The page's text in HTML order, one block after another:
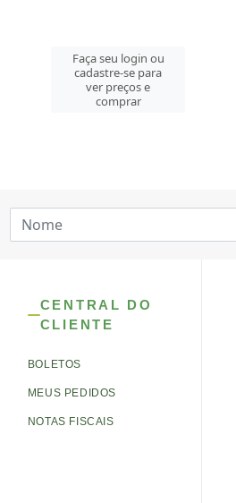
cadastre-se para
ver preços e
comprar
CENTRAL DO
CLIENTE
BOLETOS
MEUS PEDIDOS
NOTAS FISCAIS